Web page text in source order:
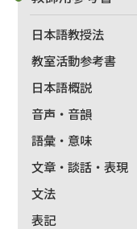
日本語教授法
教室活動参考書
日本語概説
音声・音韻
語彙・意味
文章・談話・表現
文法
表記